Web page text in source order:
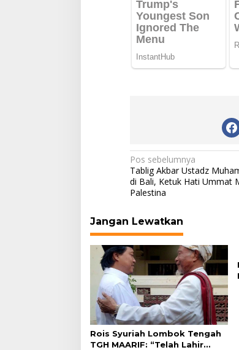
Navigasi
pos
Pos sebelumnya
Tablig Akbar Ustadz
di Bali, Ketuk Hati Ummat
Palestina
Jangan Lewatkan
Rois Syuriah Lombok Tengah
TGH MAARIF: “Telah Lahir